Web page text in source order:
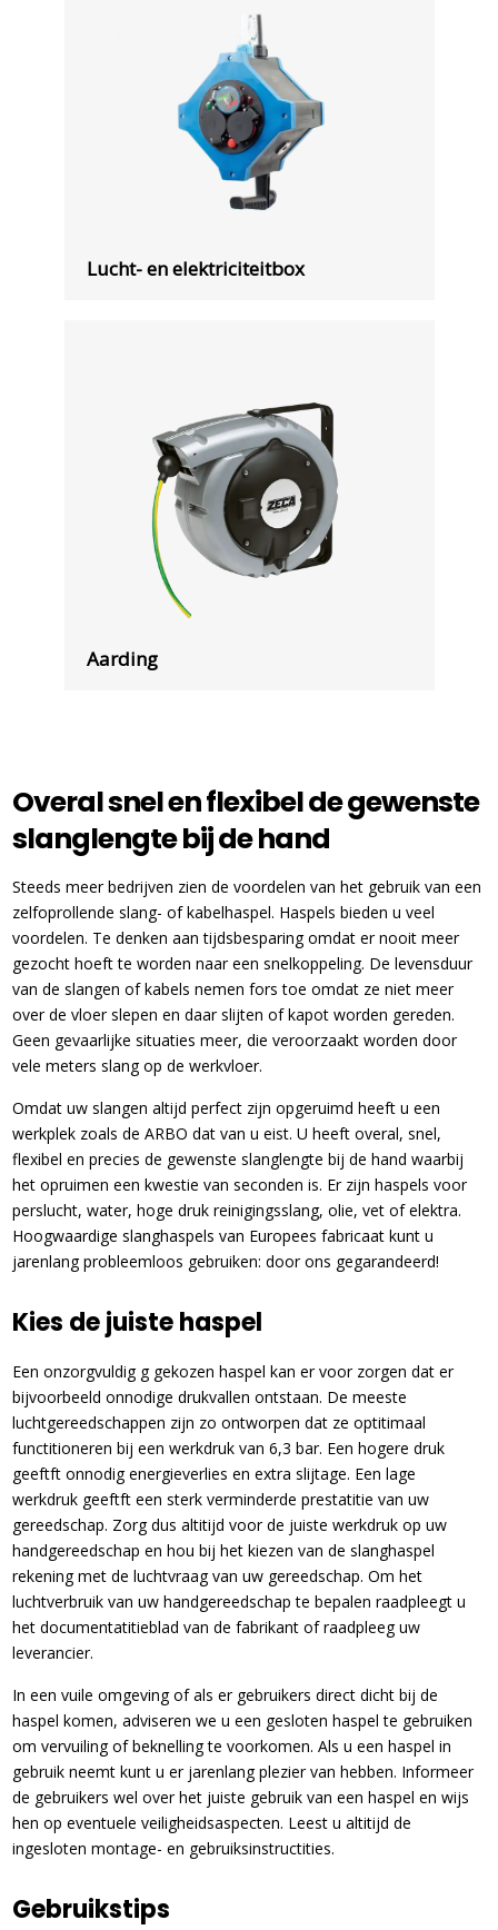
Lucht- en elektriciteitbox
Aarding
Overal snel en flexibel de gewenste
slanglengte bij de hand
Steeds meer bedrijven zien de voordelen van het gebruik van een
zelfoprollende slang- of kabelhaspel. Haspels bieden u veel
voordelen. Te denken aan tijdsbesparing omdat er nooit meer
gezocht hoeft te worden naar een snelkoppeling. De levensduur
van de slangen of kabels nemen fors toe omdat ze niet meer
over de vloer slepen en daar slijten of kapot worden gereden.
Geen gevaarlijke situaties meer, die veroorzaakt worden door
vele meters slang op de werkvloer.
Omdat uw slangen altijd perfect zijn opgeruimd heeft u een
werkplek zoals de ARBO dat van u eist. U heeft overal, snel,
flexibel en precies de gewenste slanglengte bij de hand waarbij
het opruimen een kwestie van seconden is. Er zijn haspels voor
perslucht, water, hoge druk reinigingsslang, olie, vet of elektra.
Hoogwaardige slanghaspels van Europees fabricaat kunt u
jarenlang probleemloos gebruiken: door ons gegarandeerd!
Kies de juiste haspel
Een onzorgvuldig g gekozen haspel kan er voor zorgen dat er
bijvoorbeeld onnodige drukvallen ontstaan. De meeste
luchtgereedschappen zijn zo ontworpen dat ze optitimaal
functitioneren bij een werkdruk van 6,3 bar. Een hogere druk
geeftft onnodig energieverlies en extra slijtage. Een lage
werkdruk geeftft een sterk verminderde prestatitie van uw
gereedschap. Zorg dus altitijd voor de juiste werkdruk op uw
handgereedschap en hou bij het kiezen van de slanghaspel
rekening met de luchtvraag van uw gereedschap. Om het
luchtverbruik van uw handgereedschap te bepalen raadpleegt u
het documentatitieblad van de fabrikant of raadpleeg uw
leverancier.
In een vuile omgeving of als er gebruikers direct dicht bij de
haspel komen, adviseren we u een gesloten haspel te gebruiken
om vervuiling of beknelling te voorkomen. Als u een haspel in
gebruik neemt kunt u er jarenlang plezier van hebben. Informeer
de gebruikers wel over het juiste gebruik van een haspel en wijs
hen op eventuele veiligheidsaspecten. Leest u altitijd de
ingesloten montage- en gebruiksinstructities.
Gebruikstips